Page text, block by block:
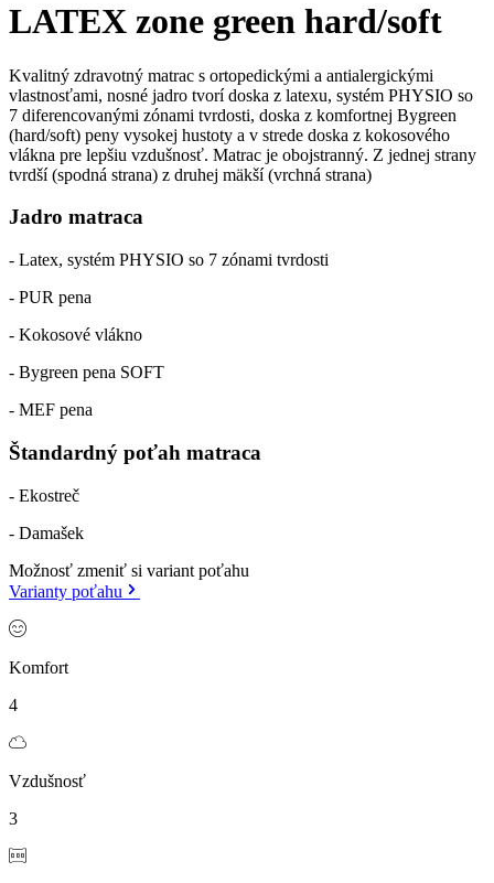
LATEX zone green hard/soft
Kvalitný zdravotný matrac s ortopedickými a antialergickými
vlastnosťami, nosné jadro tvorí doska z latexu, systém PHYSIO so
7 diferencovanými zónami tvrdosti, doska z komfortnej Bygreen
(hard/soft) peny vysokej hustoty a v strede doska z kokosového
vlákna pre lepšiu vzdušnosť. Matrac je obojstranný. Z jednej strany
tvrdší (spodná strana) z druhej mäkší (vrchná strana)
Jadro matraca
- Latex, systém PHYSIO so 7 zónami tvrdosti
- PUR pena
- Kokosové vlákno
- Bygreen pena SOFT
- MEF pena
Štandardný poťah matraca
- Ekostreč
- Damašek
Možnosť zmeniť si variant poťahu
Varianty poťahu
Komfort
4
Vzdušnosť
3